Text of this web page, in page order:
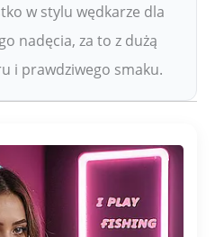
w stylu wędkarze dla
nadęcia, za to z dużą
i prawdziwego smaku.